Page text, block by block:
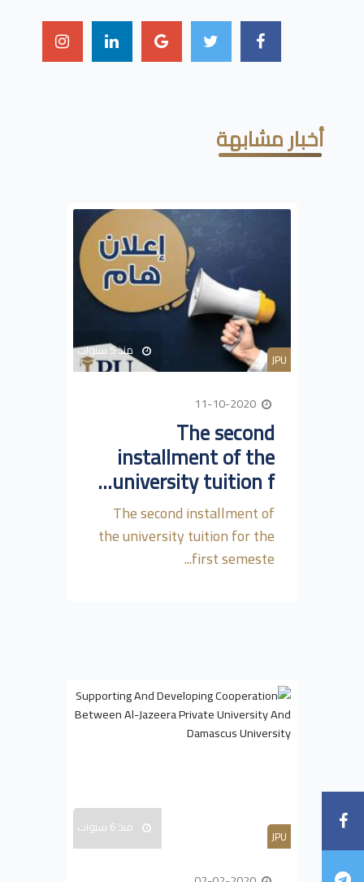
أخبار مشابهة
JPU منذ 5 سنوات
The second
installment of the
university tuition f...
The second installment of
the university tuition for the
first semeste...
JPU منذ 6 سنوات